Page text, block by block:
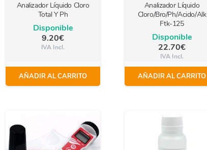
Analizador Líquido Cloro
Total Y Ph
Disponible
9.20€
IVA Incl.
AÑADIR AL CARRITO
Analizador Líquido
Cloro/Bro/Ph/Acido/Alk
Ftk-125
Disponible
22.70€
IVA Incl.
AÑADIR AL CARRITO